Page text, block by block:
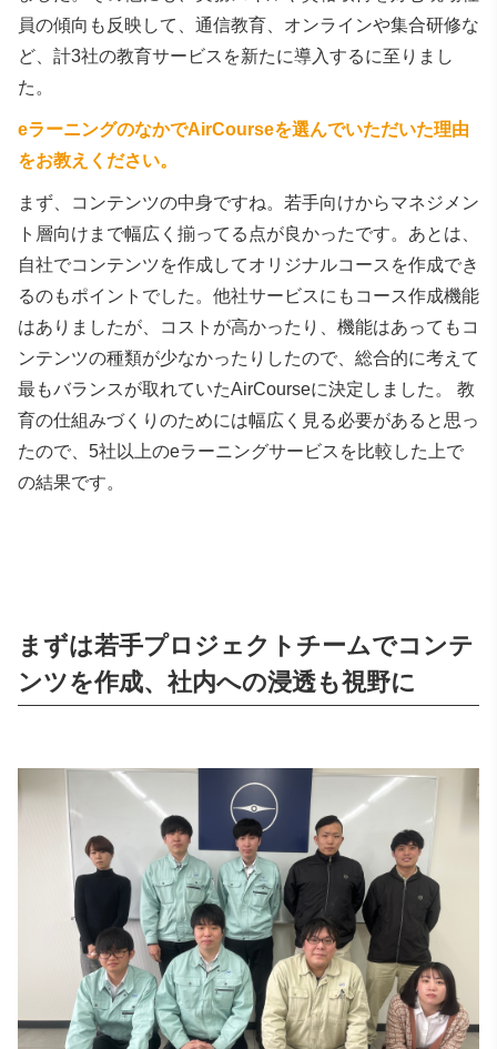
員の傾向も反映して、通信教育、オンラインや集合研修な
ど、計3社の教育サービスを新たに導入するに至りまし
た。
eラーニングのなかでAirCourseを選んでいただいた理由
をお教えください。
まず、コンテンツの中身ですね。若手向けからマネジメン
ト層向けまで幅広く揃ってる点が良かったです。あとは、
自社でコンテンツを作成してオリジナルコースを作成でき
るのもポイントでした。他社サービスにもコース作成機能
はありましたが、コストが高かったり、機能はあってもコ
ンテンツの種類が少なかったりしたので、総合的に考えて
最もバランスが取れていたAirCourseに決定しました。 教
育の仕組みづくりのためには幅広く見る必要があると思っ
たので、5社以上のeラーニングサービスを比較した上で
の結果です。
まずは若手プロジェクトチームでコンテ
ンツを作成、社内への浸透も視野に